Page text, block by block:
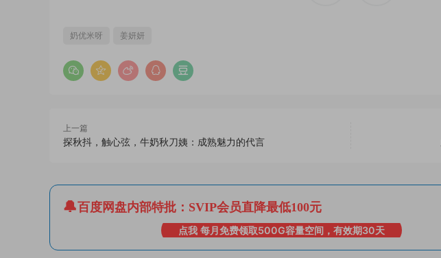
奶优米呀 姜妍妍
上一篇
探秋抖，触心弦，牛奶秋刀姨：成熟魅力的代言
百度网盘内部特批：SVIP会员直降最低100元
点我 每月免费领取500G容量空间，有效期30天